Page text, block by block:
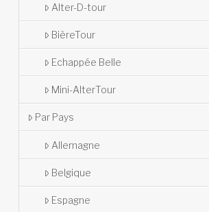
Alter-D-tour
BièreTour
Echappée Belle
Mini-AlterTour
Par Pays
Allemagne
Belgique
Espagne